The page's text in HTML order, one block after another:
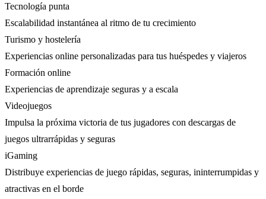
Tecnología punta
Escalabilidad instantánea al ritmo de tu crecimiento
Turismo y hostelería
Experiencias online personalizadas para tus huéspedes y viajeros
Formación online
Experiencias de aprendizaje seguras y a escala
Videojuegos
Impulsa la próxima victoria de tus jugadores con descargas de
juegos ultrarrápidas y seguras
iGaming
Distribuye experiencias de juego rápidas, seguras, ininterrumpidas y
atractivas en el borde